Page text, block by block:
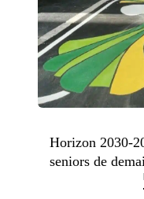
Horizon 2030-
seniors de